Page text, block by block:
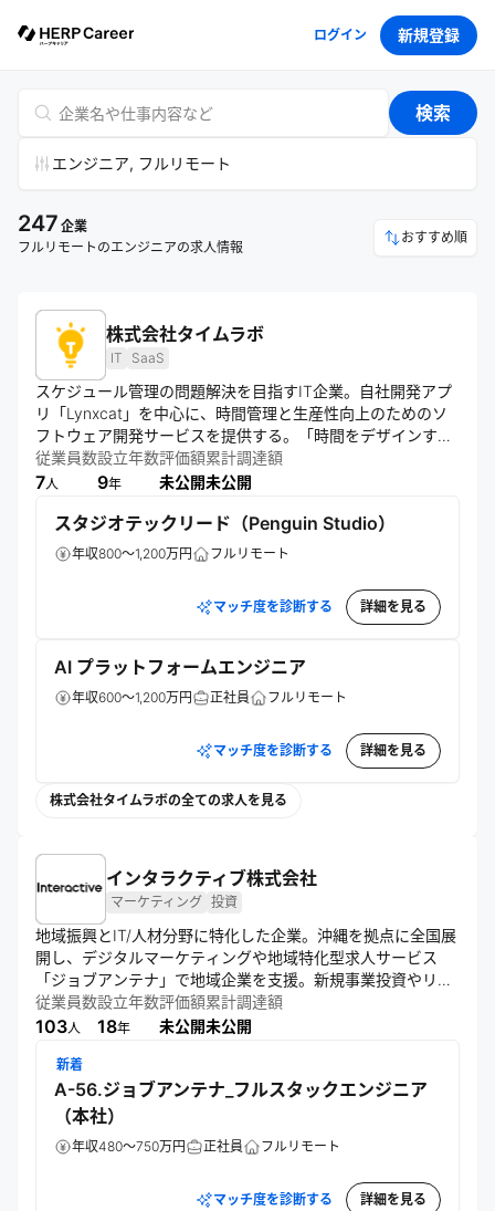
ログイン 新規登録
検索
エンジニア, フルリモート
247 企業
フルリモートのエンジニアの求人情報
おすすめ順
株式会社タイムラボ
IT SaaS
スケジュール管理の問題解決を目指すIT企業。自社開発アプ
リ「Lynxcat」を中心に、時間管理と生産性向上のためのソ
フトウェア開発サービスを提供する。「時間をデザインす
る」をコンセプトに、国内外での事業展開と組織拡大を図
る。
従業員数
7人
設立年数
9年
評価額
未公開
累計調達額
未公開
スタジオテックリード（Penguin Studio）
年収800～1,200万円 フルリモート
マッチ度を診断する 詳細を見る
AI プラットフォームエンジニア
年収600～1,200万円 正社員 フルリモート
マッチ度を診断する 詳細を見る
株式会社タイムラボの全ての求人を見る
インタラクティブ株式会社
マーケティング 投資
地域振興とIT/人材分野に特化した企業。沖縄を拠点に全国展
開し、デジタルマーケティングや地域特化型求人サービス
「ジョブアンテナ」で地域企業を支援。新規事業投資やリモ
ートワーク導入も積極的に行い、地域の可能性を引き出し日
本全体の活性化を目指す。
従業員数
103人
設立年数
18年
評価額
未公開
累計調達額
未公開
新着
A-56.ジョブアンテナ_フルスタックエンジニア
（本社）
年収480～750万円 正社員 フルリモート
マッチ度を診断する 詳細を見る